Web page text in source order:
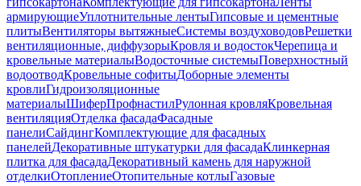
армирующиеУплотнительные лентыГипсовые и цементные
плитыВентиляторы вытяжныеСистемы воздуховодовРешетки
вентиляционные, диффузорыКровля и водостокЧерепица и
кровельные материалыВодосточные системыПоверхностный
водоотводКровельные софитыДоборные элементы
кровлиГидроизоляционные
материалыШиферПрофнастилРулонная кровляКровельная
вентиляцияОтделка фасадаФасадные
панелиСайдингКомплектующие для фасадных
панелейДекоративные штукатурки для фасадаКлинкерная
плитка для фасадаДекоративный камень для наружной
отделкиОтоплениеОтопительные котлыГазовые